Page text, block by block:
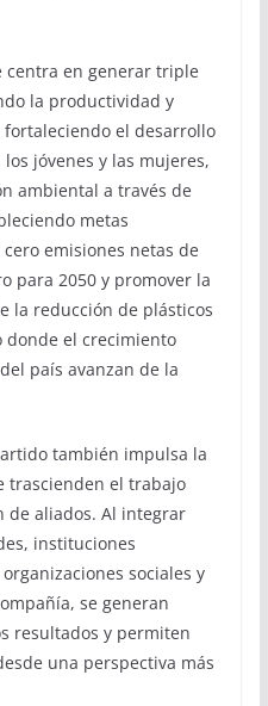
centra en generar triple
la productividad y
el desarrollo
jóvenes y las mujeres,
ambiental a través de
metas
emisiones netas de
para 2050 y promover la
la reducción de plásticos
donde el crecimiento
país avanzan de la
también impulsa la
trascienden el trabajo
de aliados. Al integrar
instituciones
sociales y
se generan
resultados y permiten
una perspectiva más